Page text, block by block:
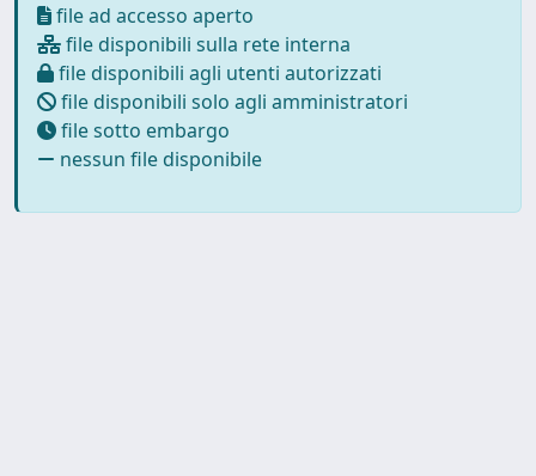
file ad accesso aperto
file disponibili sulla rete interna
file disponibili agli utenti autorizzati
file disponibili solo agli amministratori
file sotto embargo
nessun file disponibile